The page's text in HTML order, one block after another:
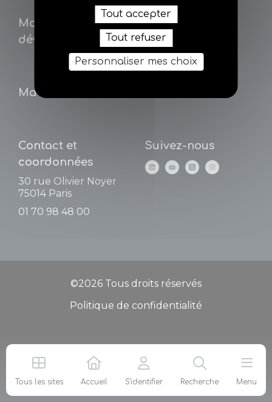
Tous les sites Accueil S'identifier Recherche Menu
Mon
développement
Mon courtage
Ma cessation
Contact et
coordonnées
30 rue Olivier Noyer
75014 Paris
01 70 98 48 00
Suivez-nous
©2026 Tous droits réservés
Politique de confidentialité
Tout accepter
Tout refuser
Personnaliser mes choix